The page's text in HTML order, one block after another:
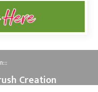
Creation